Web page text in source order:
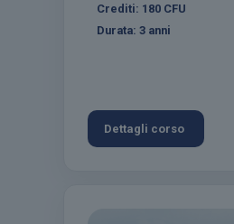
Crediti: 180 CFU
Durata: 3 anni
Dettagli corso